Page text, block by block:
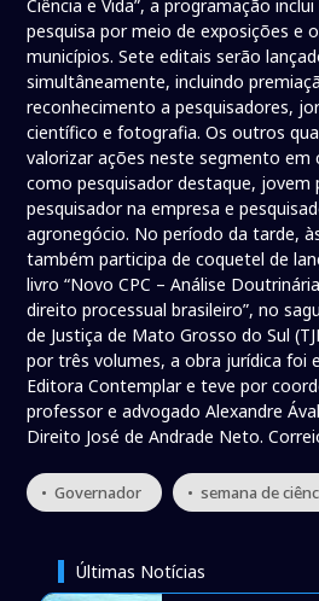
Ciência e Vida”, a programação
pesquisa por meio de exposições e
municípios. Sete editais serão
simultâneamente, incluindo
reconhecimento a pesquisadores,
científico e fotografia. Os outros
valorizar ações neste segmento em
como pesquisador destaque, jovem
pesquisador na empresa e
agronegócio. No período da tarde,
também participa de coquetel de
livro “Novo CPC – Análise
direito processual brasileiro”, no
de Justiça de Mato Grosso do Sul
por três volumes, a obra jurídica foi
Editora Contemplar e teve por
professor e advogado Alexandre
Direito José de Andrade Neto.
• Governador • semana de
Últimas Notícias